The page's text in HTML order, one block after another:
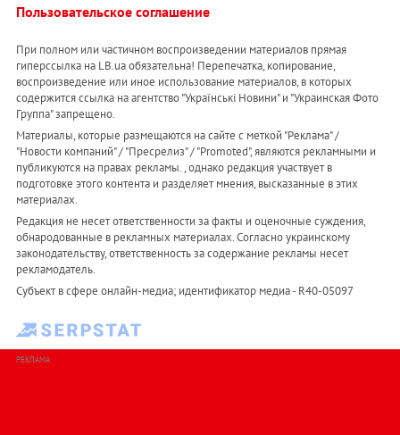
Пользовательское соглашение
При полном или частичном воспроизведении материалов прямая
гиперссылка на LB.ua обязательна! Перепечатка, копирование,
воспроизведение или иное использование материалов, в которых
содержится ссылка на агентство "Українськi Новини" и "Украинская Фото
Группа" запрещено.
Материалы, которые размещаются на сайте с меткой "Реклама" /
"Новости компаний" / "Пресрелиз" / "Promoted", являются рекламными и
публикуются на правах рекламы. , однако редакция участвует в
подготовке этого контента и разделяет мнения, высказанные в этих
материалах.
Редакция не несет ответственности за факты и оценочные суждения,
обнародованные в рекламных материалах. Согласно украинскому
законодательству, ответственность за содержание рекламы несет
рекламодатель.
Субъект в сфере онлайн-медиа; идентификатор медиа - R40-05097
РЕКЛАМА